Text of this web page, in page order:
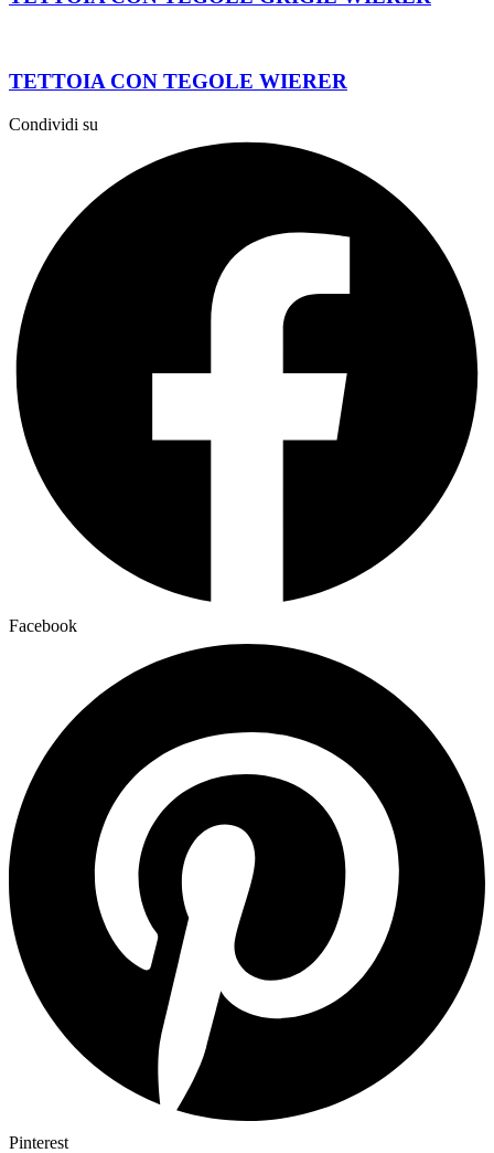
TETTOIA CON TEGOLE WIERER
Condividi su
Facebook
Pinterest